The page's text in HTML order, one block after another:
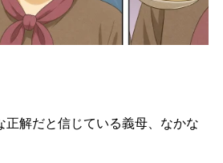
正解だと信じている義母、なかな